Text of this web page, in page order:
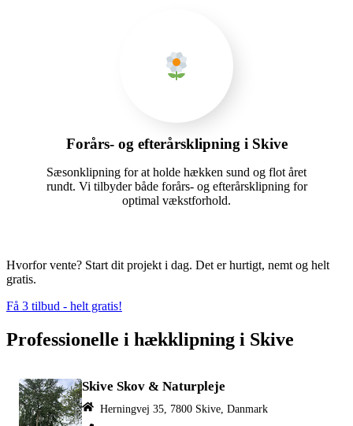
Forårs- og efterårsklipning i Skive
Sæsonklipning for at holde hækken sund og flot året
rundt. Vi tilbyder både forårs- og efterårsklipning for
optimal vækstforhold.
Hvorfor vente? Start dit projekt i dag. Det er hurtigt, nemt og helt
gratis.
Få 3 tilbud - helt gratis!
Professionelle i hækklipning i Skive
Skive Skov & Naturpleje
Herningvej 35, 7800 Skive, Danmark